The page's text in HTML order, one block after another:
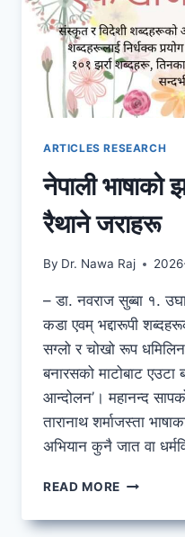
ARTICLES RESEARCH
नेपाली भाषाको
रैथाने जराहरू
By Dr. Nawa Raj
– डा. नवराज सुब्बा १.
कडा एवम् भद्दारूपी
सग्लो र चोखो रूप
बनारसको माटोबाट एउटा
आन्दोलन’। महानन्द
तारानाथ शर्माजस्ता
अभियान कुनै जात वा
READ MORE नेपाली
झर्रो